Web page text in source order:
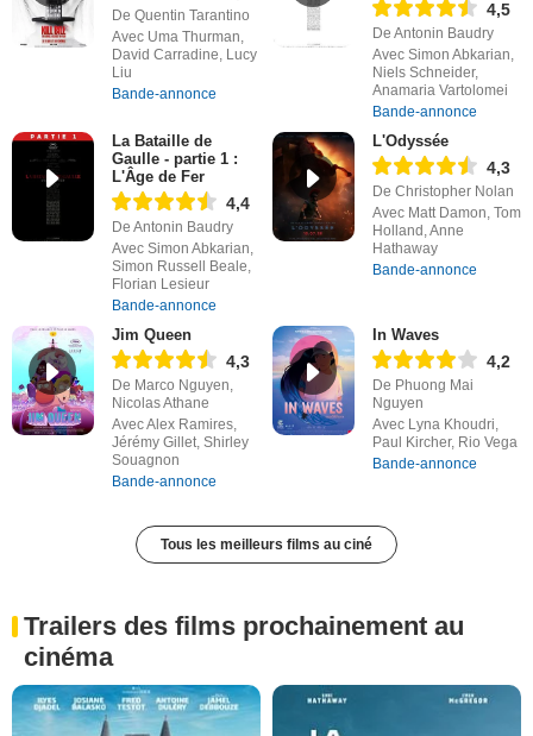
De Quentin Tarantino
Avec Uma Thurman,
David Carradine, Lucy
Liu
Bande-annonce
4,5
De Antonin Baudry
Avec Simon Abkarian,
Niels Schneider,
Anamaria Vartolomei
Bande-annonce
La Bataille de
Gaulle - partie 1 :
L'Âge de Fer
4,4
De Antonin Baudry
Avec Simon Abkarian,
Simon Russell Beale,
Florian Lesieur
Bande-annonce
L'Odyssée
4,3
De Christopher Nolan
Avec Matt Damon, Tom
Holland, Anne
Hathaway
Bande-annonce
Jim Queen
4,3
De Marco Nguyen,
Nicolas Athane
Avec Alex Ramires,
Jérémy Gillet, Shirley
Souagnon
Bande-annonce
In Waves
4,2
De Phuong Mai
Nguyen
Avec Lyna Khoudri,
Paul Kircher, Rio Vega
Bande-annonce
Tous les meilleurs films au ciné
Trailers des films prochainement au
cinéma